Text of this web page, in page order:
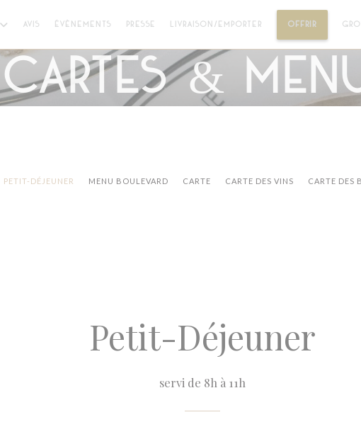
AVIS ÉVÈNEMENTS PRESSE LIVRAISON/EMPORTER OFFRIR ((OUVRE
Cartes &
PETIT-DÉJEUNER MENU BOULEVARD CARTE CARTE DES VINS CARTE DES
Petit-Déjeuner
servi de 8h à 11h